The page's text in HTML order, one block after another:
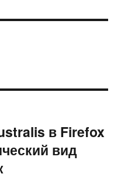
в Firefox
вид